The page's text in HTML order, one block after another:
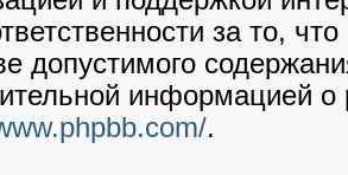
за то,
допустимого
информацией
.